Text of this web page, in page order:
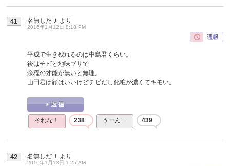
41 名無しだＪ より
2016年1月12日 8:18 PM
平成で生き残れるのは中島君くらい。
後はチビと地味ブサで
余程の才能が無いと無理。
山田君は顔はいいけどチビだし化粧が濃くてキモい。
それな！ 238 うーん… 439
42 名無しだＪ より
2016年1月13日 1:25 AM